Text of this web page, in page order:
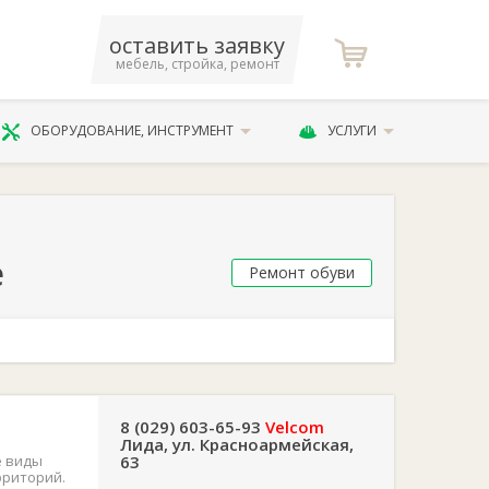
оставить заявку
мебель, стройка, ремонт
ОБОРУДОВАНИЕ, ИНСТРУМЕНТ УСЛУГИ
Ремонт обуви
виды
8 (029) 603-65-93 Velcom
Лида, ул. Красноармейская,
63